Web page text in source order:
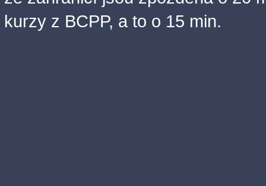
kurzy z BCPP, a to o 15 min.